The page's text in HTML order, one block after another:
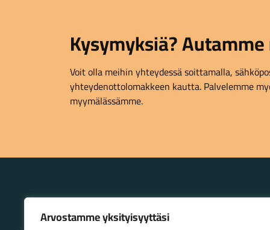
Arvostamme yksityisyyttäsi
Kysymyksiä?
Voit olla meihin yhteydessä soittamalla,
yhteydenottolomakkeen kautta. Palvelemme
myymälässämme.
Lahden Polkupyörähuolto - etusivulle